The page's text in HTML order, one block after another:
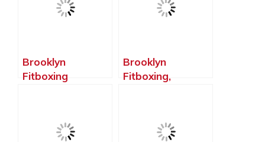
Brooklyn
Fitboxing
Brooklyn
Fitboxing,